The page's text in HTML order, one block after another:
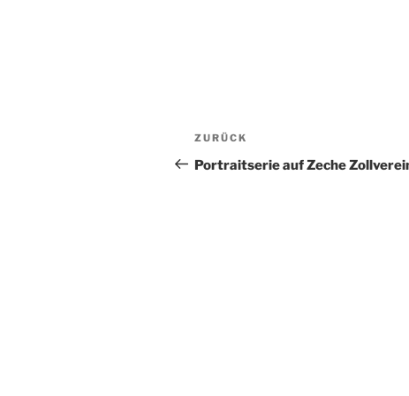
Beitragsnavigation
Vorheriger
Beitrag
ZURÜCK
Portraitserie auf Zeche